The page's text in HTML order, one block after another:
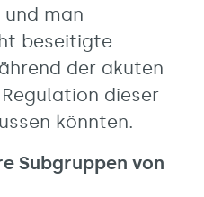
man
beseitigte
der akuten
Regulation dieser
könnten.
Subgruppen von